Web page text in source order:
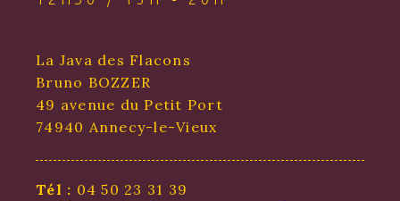
La Java des Flacons
Bruno BOZZER
49 avenue du Petit Port
74940 Annecy-le-Vieux
Tél : 04 50 23 31 39